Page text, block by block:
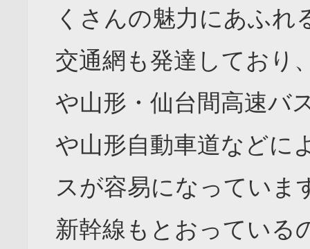
くさんの魅力にあふれ
交通網も発達しており
や山形・仙台間高速バ
や山形自動車道などに
スが容易になっていま
新幹線もとおっている